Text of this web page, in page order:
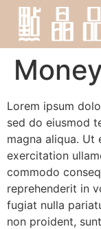
Lorem ipsum
sed do eiusmod
magna aliqua. Ut
exercitation
commodo
reprehenderit in
fugiat nulla
non proident,